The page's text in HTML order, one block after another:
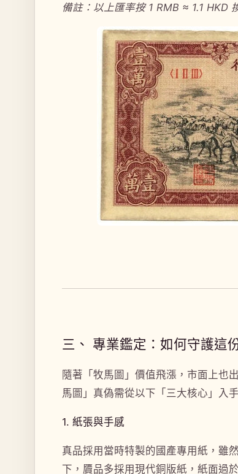
備註：以上匯率按 1 RMB ≈ 1.1 HKD
三、 專業鑑定：如何守護這
隨著「牧馬圖」價值飛漲，市面上也
馬圖」真偽需從以下「三大核心」入手
1. 紙張與手感
真品採用當時特製的國產專用紙，雖
下，贗品多採用現代銅版紙，紙面過